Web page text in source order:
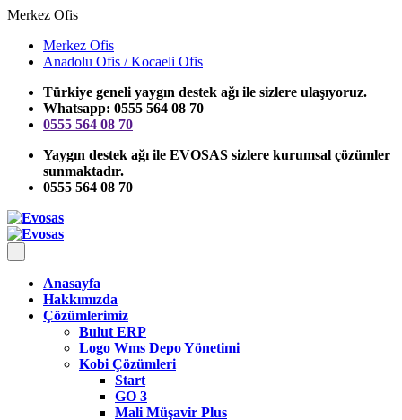
Merkez Ofis
Merkez Ofis
Anadolu Ofis / Kocaeli Ofis
Türkiye geneli yaygın destek ağı ile sizlere ulaşıyoruz.
Whatsapp: 0555 564 08 70
0555 564 08 70
Yaygın destek ağı ile EVOSAS sizlere kurumsal çözümler
sunmaktadır.
0555 564 08 70
Anasayfa
Hakkımızda
Çözümlerimiz
Bulut ERP
Logo Wms Depo Yönetimi
Kobi Çözümleri
Start
GO 3
Mali Müşavir Plus